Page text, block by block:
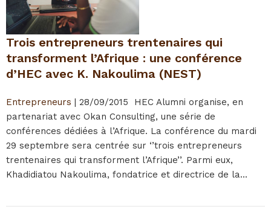
Trois entrepreneurs trentenaires qui
transforment l’Afrique : une conférence
d’HEC avec K. Nakoulima (NEST)
Entrepreneurs | 28/09/2015 HEC Alumni organise, en
partenariat avec Okan Consulting, une série de
conférences dédiées à l’Afrique. La conférence du mardi
29 septembre sera centrée sur ‘’trois entrepreneurs
trentenaires qui transforment l’Afrique’’. Parmi eux,
Khadidiatou Nakoulima, fondatrice et directrice de la...